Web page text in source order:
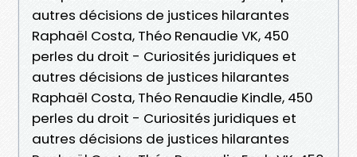
autres décisions de justices hilarantes
Raphaël Costa, Théo Renaudie VK, 450
perles du droit - Curiosités juridiques et
autres décisions de justices hilarantes
Raphaël Costa, Théo Renaudie Kindle, 450
perles du droit - Curiosités juridiques et
autres décisions de justices hilarantes